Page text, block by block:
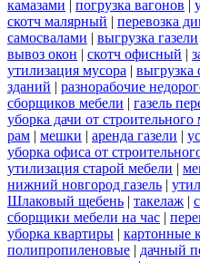
камазами | погрузка вагонов |
скотч малярный | перевозка
самосвалами | выгрузка газели
вывоз окон | скотч офисный |
утилизация мусора | выгрузка
зданий | разнорабочие
сборщиков мебели | газель
уборка дачи от строительного
рам | мешки | аренда газели |
уборка офиса от
утилизация старой мебели |
нижний новгород газель |
Шлаковый щебень | такелаж |
сборщики мебели на час |
уборка квартиры | картонные
полипропиленовые | дачный